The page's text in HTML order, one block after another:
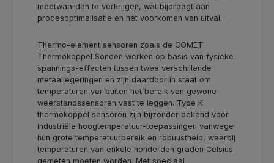
meetwaarden te verkrijgen, wat bijdraagt aan
procesoptimalisatie en het voorkomen van uitval.
Thermo-element sensoren zoals de COMET
Thermokoppel Sonden werken op basis van fysieke
spannings-effecten tussen twee verschillende
metaallegeringen en zijn daardoor in staat om
temperaturen ver buiten het bereik van gewone
weerstandssensoren vast te leggen. Type K
thermokoppel sensoren zijn bijzonder bekend voor
industriële hoogtemperatuur-toepassingen vanwege
hun grote temperatuurbereik en robuustheid, waarbij
temperaturen van enkele honderden graden Celsius
gemeten moeten worden. Met speciaal